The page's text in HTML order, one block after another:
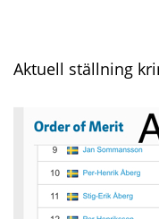
Aktuell ställning